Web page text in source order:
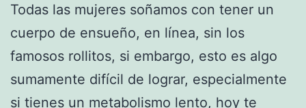
Todas las mujeres soñamos con tener un
cuerpo de ensueño, en línea, sin los
famosos rollitos, si embargo, esto es algo
sumamente difícil de lograr, especialmente
si tienes un metabolismo lento, hoy te